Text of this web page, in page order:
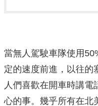
當無人駕駛車隊使用
定的速度前進，以往的
人們喜歡在開車時講電
心的事。幾乎所有在北